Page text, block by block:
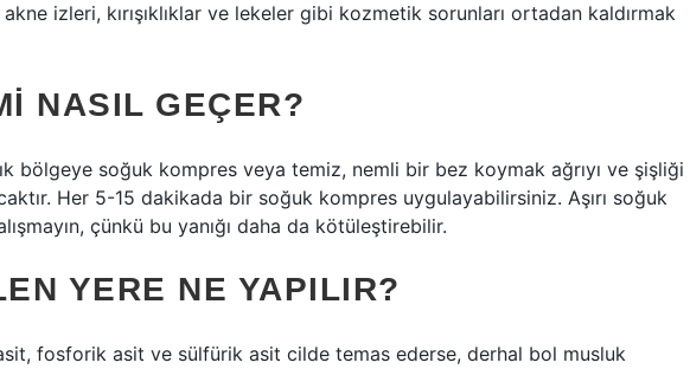
akne izleri, kırışıklıklar ve lekeler gibi kozmetik sorunları ortadan kaldırmak
NASIL GEÇER?
bölgeye soğuk kompres veya temiz, nemli bir bez koymak ağrıyı ve şişliği
Her 5-15 dakikada bir soğuk kompres uygulayabilirsiniz. Aşırı soğuk
çünkü bu yanığı daha da kötüleştirebilir.
YERE NE YAPILIR?
fosforik asit ve sülfürik asit cilde temas ederse, derhal bol musluk